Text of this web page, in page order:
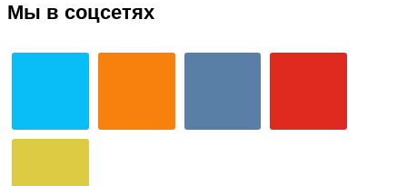
Мы в соцсетях